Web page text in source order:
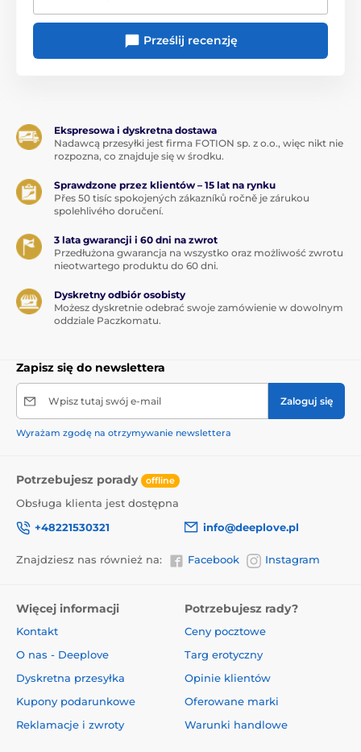
Prześlij recenzję
Ekspresowa i dyskretna dostawa
Nadawcą przesyłki jest firma FOTION sp. z o.o., więc nikt nie
rozpozna, co znajduje się w środku.
Sprawdzone przez klientów – 15 lat na rynku
Přes 50 tisíc spokojených zákazníků ročně je zárukou
spolehlivého doručení.
3 lata gwarancji i 60 dni na zwrot
Przedłużona gwarancja na wszystko oraz możliwość zwrotu
nieotwartego produktu do 60 dni.
Dyskretny odbiór osobisty
Możesz dyskretnie odebrać swoje zamówienie w dowolnym
oddziale Paczkomatu.
Zapisz się do newslettera
Wpisz tutaj swój e-mail Zaloguj się
Wyrażam zgodę na otrzymywanie newslettera
Potrzebujesz porady offline
Obsługa klienta jest dostępna
+48221530321
info@deeplove.pl
Znajdziesz nas również na: Facebook Instagram
Więcej informacji
Kontakt
O nas - Deeplove
Dyskretna przesyłka
Kupony podarunkowe
Reklamacje i zwroty
Potrzebujesz rady?
Ceny pocztowe
Targ erotyczny
Opinie klientów
Oferowane marki
Warunki handlowe